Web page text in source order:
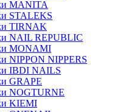
MANITA
STALEKS
TIRNAK
NAIL REPUBLIC
MONAMI
NIPPON NIPPERS
IBDI NAILS
GRAPE
NOGTURNE
KIEMI